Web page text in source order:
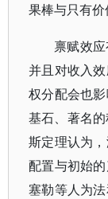
果棒与只有价
禀赋效
并且对收入
权分配会也
基石、著名
斯定理认为
配置与初始
塞勒等人为